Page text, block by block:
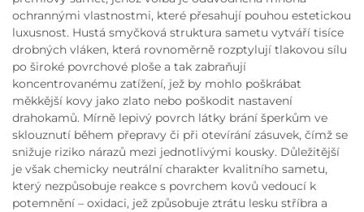
ochrannými vlastnostmi, které přesahují pouhou estetickou
luxusnost. Hustá smyčková struktura sametu vytváří tisíce
drobných vláken, která rovnoměrně rozptylují tlakovou sílu
po široké povrchové ploše a tak zabraňují
koncentrovanému zatížení, jež by mohlo poškrábat
měkkější kovy jako zlato nebo poškodit nastavení
drahokamů. Mírně lepivý povrch látky brání šperkům ve
sklouznutí během přepravy či při otevírání zásuvek, čímž se
snižuje riziko nárazů mezi jednotlivými kousky. Důležitější
je však chemicky neutrální charakter kvalitního sametu,
který nezpůsobuje reakce s povrchem kovů vedoucí k
potemnění – oxidaci, jež způsobuje ztrátu lesku stříbra a